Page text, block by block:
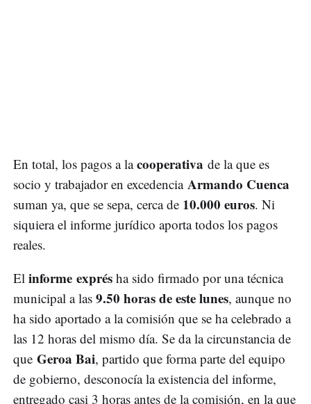
En total, los pagos a lacooperativa de la que es
socio y trabajador en excedencia Armando Cuenca
suman ya, que se sepa, cerca de 10.000 euros. Ni
siquiera el informe jurídico aporta todos los pagos
reales.
El informe exprés ha sido firmado por una técnica
municipal a las 9.50 horas de este lunes, aunque no
ha sido aportado a la comisión que se ha celebrado a
las 12 horas del mismo día. Se da la circunstancia de
que Geroa Bai, partido que forma parte del equipo
de gobierno, desconocía la existencia del informe,
entregado casi 3 horas antes de la comisión, en la que